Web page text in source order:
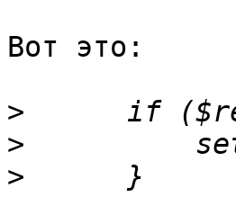
Вот это:
>
>
>